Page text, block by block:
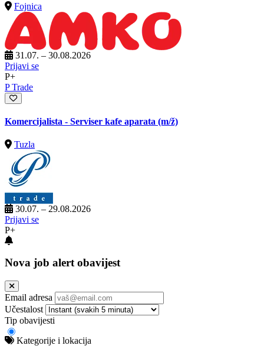
Fojnica
31.07. – 30.08.2026
Prijavi se
P+
P Trade
Komercijalista - Serviser kafe aparata (m/ž)
Tuzla
30.07. – 29.08.2026
Prijavi se
P+
Nova job alert obavijest
Email adresa
Učestalost
Tip obavijesti
Kategorije i lokacija